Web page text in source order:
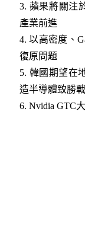
3. 蘋果將關注
產業前進
4.以高密度、
復原問題
5. 韓國期望在
造半導體致勝
6. Nvidia GTC